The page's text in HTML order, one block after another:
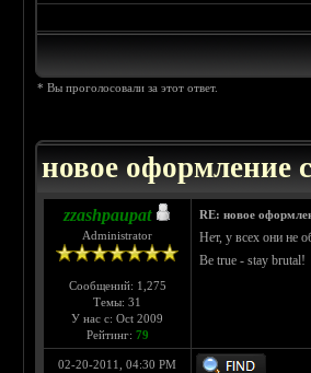
* Вы проголосовали за этот ответ.
новое оформление
zzashpaupat
Administrator
Сообщений: 1,275
Темы: 31
У нас с: Oct 2009
Рейтинг: 79
RE: новое
Нет, у всех они не
Be true - stay brutal!
02-20-2011, 04:30 PM